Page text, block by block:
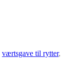
værtsgave til rytter,